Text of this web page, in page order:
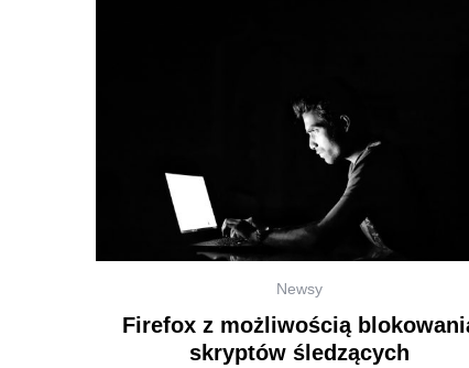
Newsy
Firefox z możliwością
skryptów śledzących
r
c
o
r